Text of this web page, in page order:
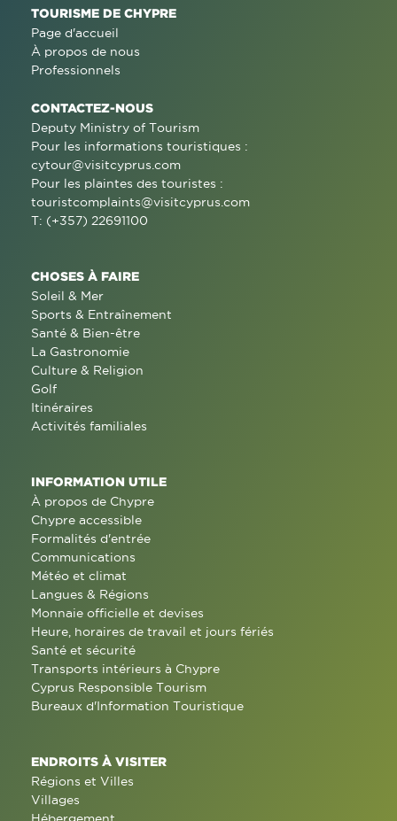
TOURISME DE CHYPRE
Page d'accueil
À propos de nous
Professionnels
CONTACTEZ-NOUS
Deputy Ministry of Tourism
Pour les informations touristiques :
cytour@visitcyprus.com
Pour les plaintes des touristes :
touristcomplaints@visitcyprus.com
T: (+357) 22691100
CHOSES À FAIRE
Soleil & Mer
Sports & Entraînement
Santé & Bien-être
La Gastronomie
Culture & Religion
Golf
Itinéraires
Activités familiales
INFORMATION UTILE
À propos de Chypre
Chypre accessible
Formalités d'entrée
Communications
Météo et climat
Langues & Régions
Monnaie officielle et devises
Heure, horaires de travail et jours fériés
Santé et sécurité
Transports intérieurs à Chypre
Cyprus Responsible Tourism
Bureaux d'Information Touristique
ENDROITS À VISITER
Régions et Villes
Villages